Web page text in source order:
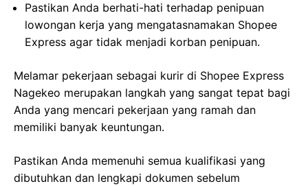
Pastikan Anda berhati-hati terhadap penipuan
lowongan kerja yang mengatasnamakan Shopee
Express agar tidak menjadi korban penipuan.
Melamar pekerjaan sebagai kurir di Shopee Express
Nagekeo merupakan langkah yang sangat tepat bagi
Anda yang mencari pekerjaan yang ramah dan
memiliki banyak keuntungan.
Pastikan Anda memenuhi semua kualifikasi yang
dibutuhkan dan lengkapi dokumen sebelum